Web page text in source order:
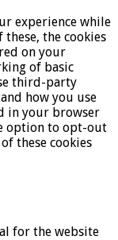
experience while
the cookies
on your
of basic
third-party
how you use
in your browser
option to opt-out
these cookies
for the website